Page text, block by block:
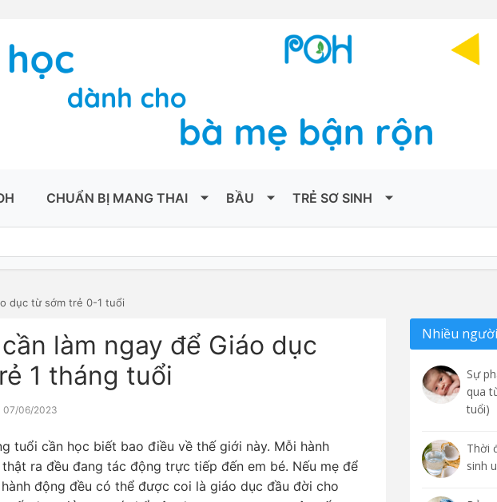
CHUẨN BỊ MANG THAI BẦU TRẺ SƠ SINH
dục từ sớm trẻ 0-1 tuổi
làm ngay để Giáo dục
1 tháng tuổi
07/06/2023
tuổi cần học biết bao điều về thế giới này. Mỗi hành
ra đều đang tác động trực tiếp đến em bé. Nếu mẹ để
động đều có thể được coi là giáo dục đầu đời cho
Nhiều
Sự
qua
tuổi)
Thời
sinh